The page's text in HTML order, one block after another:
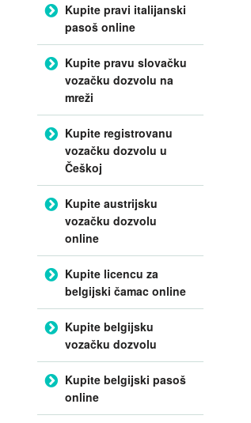
Kupite pravi italijanski
pasoš online
Kupite pravu slovačku
vozačku dozvolu na
mreži
Kupite registrovanu
vozačku dozvolu u
Češkoj
Kupite austrijsku
vozačku dozvolu
online
Kupite licencu za
belgijski čamac online
Kupite belgijsku
vozačku dozvolu
Kupite belgijski pasoš
online